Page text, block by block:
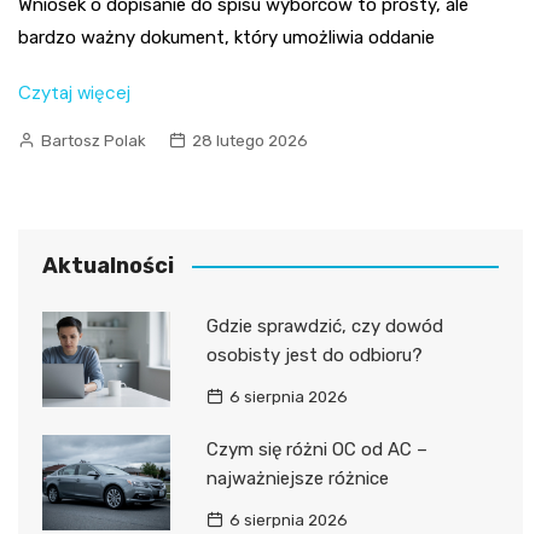
bardzo ważny dokument, który umożliwia oddanie
Czytaj więcej
Bartosz Polak 28 lutego 2026
Aktualności
Gdzie sprawdzić, czy dowód
osobisty jest do odbioru?
6 sierpnia 2026
Czym się różni OC od AC –
najważniejsze różnice
6 sierpnia 2026